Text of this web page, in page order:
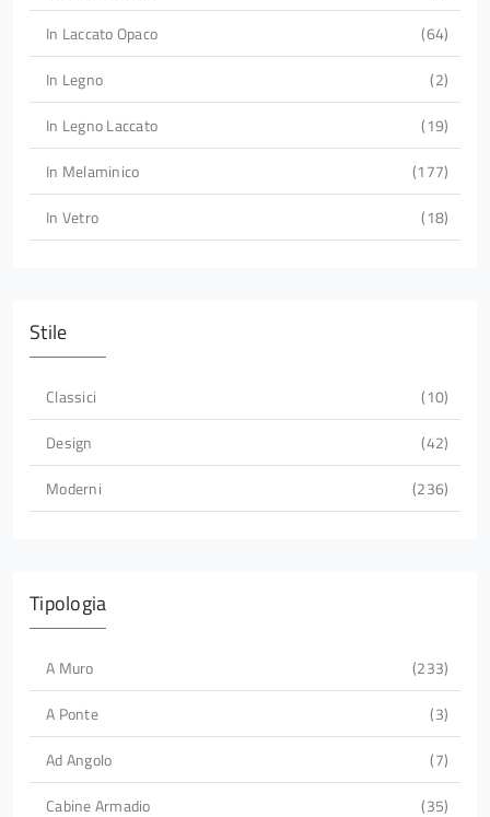
In Laccato Opaco
64
In Legno
2
In Legno Laccato
19
In Melaminico
177
In Vetro
18
Stile
Classici
10
Design
42
Moderni
236
Tipologia
A Muro
233
A Ponte
3
Ad Angolo
7
Cabine Armadio
35